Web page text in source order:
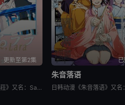
更新至第2集
日韩动漫《再见菈菈》又名：Sayonara Lara,再见,劳拉,さよならララ，讲述了：昔々あるところに、ララという人魚のプリンセスがおりました。海の王である父と、姉たちに愛されて、すくすくと育ちまし
已
朱音落语